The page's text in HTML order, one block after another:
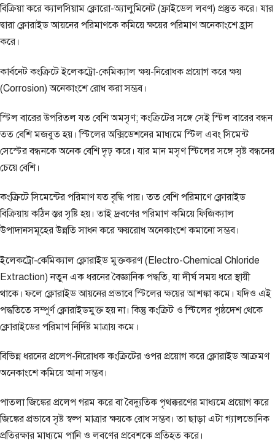
বিক্রিয়া করে ক্যালসিয়াম ক্লোরো-অ্যালুমিনেট (ফ্রাইডেল লবণ) প্রস্তুত করে। যার
দ্বারা ক্লোরাইড আয়নের পরিমাণকে কমিয়ে ক্ষয়ের পরিমাণ অনেকাংশে হ্রাস
করে।
কার্বনেট কংক্রিটে ইলেকট্রো-কেমিক্যাল ক্ষয়-নিরোধক প্রয়োগ করে ক্ষয়
(Corrosion) অনেকাংশে রোধ করা সম্ভব।
স্টিল বারের উপরিতল যত বেশি অমসৃণ; কংক্রিটের সঙ্গে সেই স্টিল বারের বন্ধন
তত বেশি মজবুত হয়। স্টিলের অক্সিডেশনের মাধ্যমে স্টিল এবং সিমেন্ট
সেস্টের বন্ধনকে অনেক বেশি দৃঢ় করে। যার মান মসৃণ স্টিলের সঙ্গে সৃষ্ট বন্ধনের
চেয়ে বেশি।
কংক্রিটে সিমেন্টের পরিমাণ যত বৃদ্ধি পায়। তত বেশি পরিমাণে ক্লোরাইড
বিক্রিয়ায় কঠিন স্তর সৃষ্টি হয়। তাই দ্রবণের পরিমাণ কমিয়ে ফিজিক্যাল
উপাদানসমূহের উন্নতি সাধন করে ক্ষয়রোধ অনেকাংশে কমানো সম্ভব।
ইলেকট্রো-কেমিক্যাল ক্লোরাইড মুক্তকরণ (Electro-Chemical Chloride
Extraction) নতুন এক ধরনের বৈজ্ঞানিক পদ্ধতি, যা দীর্ঘ সময় ধরে স্থায়ী
থাকে। ফলে ক্লোরাইড আয়নের প্রভাবে স্টিলের ক্ষয়ের আশঙ্কা কমে। যদিও এই
পদ্ধতিতে সম্পূর্ণ ক্লোরাইডমুক্ত হয় না। কিন্তু কংক্রিট ও স্টিলের পৃষ্ঠদেশ থেকে
ক্লোরাইডের পরিমাণ নির্দিষ্ট মাত্রায় কমে।
বিভিন্ন ধরনের প্রলেপ-নিরোধক কংক্রিটের ওপর প্রয়োগ করে ক্লোরাইড আক্রমণ
অনেকাংশে কমিয়ে আনা সম্ভব।
পাতলা জিঙ্কের প্রলেপ গরম করে বা বৈদ্যুতিক পৃথক্করণের মাধ্যমে প্রয়োগ করে
জিঙ্কের প্রভাবে সৃষ্ট স্বল্প মাত্রার ক্ষয়কে রোধ সম্ভব। তা ছাড়া এটা গ্যালভোনিক
প্রতিরক্ষার মাধ্যমে পানি ও লবণের প্রবেশকে প্রতিহত করে।